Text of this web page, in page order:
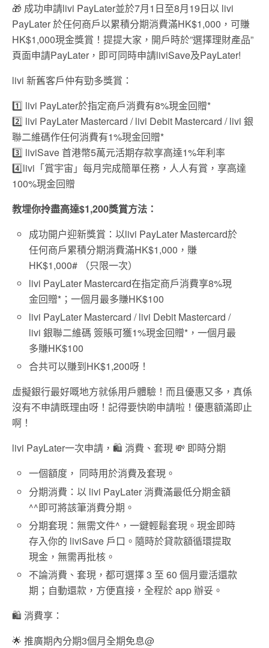
🎁 成功申請livi PayLater並於7月1日至8月19日以 livi
PayLater 於任何商戶以累積分期消費滿HK$1,000，可賺
HK$1,000現金獎賞！提提大家，開戶時於”選擇理財產品”
頁面申請PayLater，即可同時申請liviSave及PayLater!
livi 新舊客戶仲有勁多獎賞：
1️⃣ livi PayLater於指定商戶消費有8%現金回贈*
2️⃣ livi PayLater Mastercard / livi Debit Mastercard / livi 銀
聯二維碼作任何消費有1%現金回贈*
3️⃣ liviSave 首港幣5萬元活期存款享高達1%年利率
4️⃣livi「賞宇宙」每月完成簡單任務，人人有賞，享高達
100%現金回贈
教埋你拎盡高達$1,200獎賞方法：
成功開户迎新獎賞：以livi PayLater Mastercard於
任何商戶累積分期消費滿HK$1,000，賺
HK$1,000# （只限一次）
livi PayLater Mastercard在指定商戶消費享8%現
金回贈*；一個月最多賺HK$100
livi PayLater Mastercard / livi Debit Mastercard /
livi 銀聯二維碼 簽賬可獲1%現金回贈*，一個月最
多賺HK$100
合共可以賺到HK$1,200呀！
虛擬銀行最好嘅地方就係用戶體驗！而且優惠又多，真係
沒有不申請既理由呀！記得要快啲申請啦！優惠額滿即止
啊！
livi PayLater一次申請，🛍️ 消費、套現 💸 即時分期
一個額度， 同時用於消費及套現。
分期消費：以 livi PayLater 消費滿最低分期金額
^^即可將該筆消費分期。
分期套現：無需文件^，一鍵輕鬆套現。現金即時
存入你的 liviSave 戶口。隨時於貸款額循環提取
現金，無需再批核。
不論消費、套現，都可選擇 3 至 60 個月靈活還款
期；自動還款，方便直接，全程於 app 辦妥。
🛍️ 消費享：
🌟 推廣期內分期3個月全期免息@